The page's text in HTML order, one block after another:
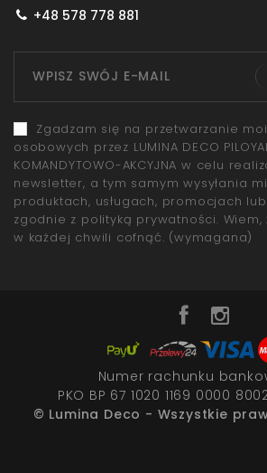
+48 578 778 881
Zgadzam się na przetwarzanie
osobowych przez LUMINA DECO
KOMANDYTOWO-AKCYJNA w celu
newsletter, a tym samym wysyłania
produktach, usługach, promocjach
zgodnie z polityką prywatności.
w każdej chwili cofnąć. (wymagana)
Numer rachunku
PKO BP 67 1020 1169 0000
© Lumina Deco - Wszystkie